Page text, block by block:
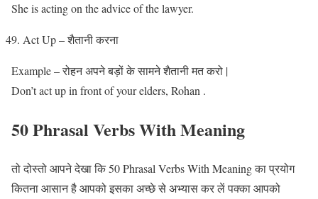
She is acting on the advice of the lawyer.
Act Up – शैतानी करना
Example – रोहन अपने बड़ों के सामने शैतानी मत करो |
Don’t act up in front of your elders, Rohan .
50 Phrasal Verbs With Meaning
तो दोस्तो आपने देखा कि 50 Phrasal Verbs With Meaning का प्रयोग
कितना आसान है आपको इसका अच्छे से अभ्यास कर लें पक्का आपको